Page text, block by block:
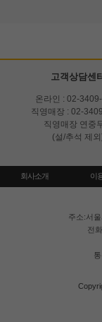
고객상담센
온라인 : 02-
직영매장 : 02-
직영매장 연중
(설/추석 제
회사소개 이
주소:서
전